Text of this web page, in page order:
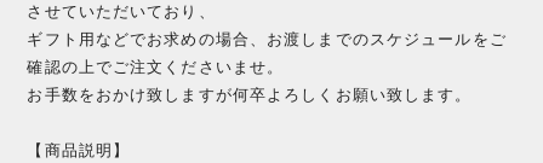
させていただいており、
ギフト用などでお求めの場合、お渡しまでのスケジュールをご
確認の上でご注文くださいませ。
お手数をおかけ致しますが何卒よろしくお願い致します。
【商品説明】